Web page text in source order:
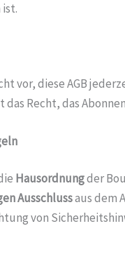
vor, diese AGB
Recht, das
Hausordnungder
Ausschlussaus dem
von